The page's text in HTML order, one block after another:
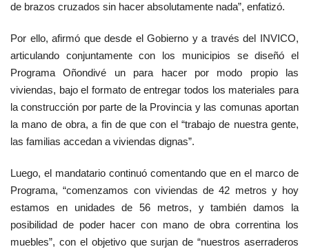
de brazos cruzados sin hacer absolutamente nada”, enfatizó.
Por ello, afirmó que desde el Gobierno y a través del INVICO,
articulando conjuntamente con los municipios se diseñó el
Programa Oñondivé un para hacer por modo propio las
viviendas, bajo el formato de entregar todos los materiales para
la construcción por parte de la Provincia y las comunas aportan
la mano de obra, a fin de que con el “trabajo de nuestra gente,
las familias accedan a viviendas dignas”.
Luego, el mandatario continuó comentando que en el marco de
Programa, “comenzamos con viviendas de 42 metros y hoy
estamos en unidades de 56 metros, y también damos la
posibilidad de poder hacer con mano de obra correntina los
muebles”, con el objetivo que surjan de “nuestros aserraderos